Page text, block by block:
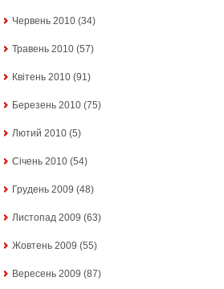
Червень 2010 (34)
Травень 2010 (57)
Квітень 2010 (91)
Березень 2010 (75)
Лютий 2010 (5)
Січень 2010 (54)
Грудень 2009 (48)
Листопад 2009 (63)
Жовтень 2009 (55)
Вересень 2009 (87)